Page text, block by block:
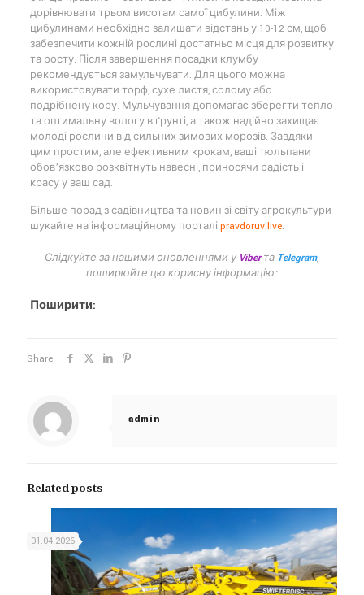
дорівнювати трьом висотам самої цибулини. Між
цибулинами необхідно залишати відстань у 10-12 см, щоб
забезпечити кожній рослині достатньо місця для розвитку
та росту. Після завершення посадки клумбу
рекомендується замульчувати. Для цього можна
використовувати торф, сухе листя, солому або
подрібнену кору. Мульчування допомагає зберегти тепло
та оптимальну вологу в ґрунті, а також надійно захищає
молоді рослини від сильних зимових морозів. Завдяки
цим простим, але ефективним крокам, ваші тюльпани
обов’язково розквітнуть навесні, приносячи радість і
красу у ваш сад.
Більше порад з садівництва та новин зі світу агрокультури
шукайте на інформаційному порталі pravdoruv.live.
Слідкуйте за нашими оновленнями у Viberта Telegram,
поширюйте цю корисну інформацію:
Поширити:
Share
admin
Related posts
01.04.2026